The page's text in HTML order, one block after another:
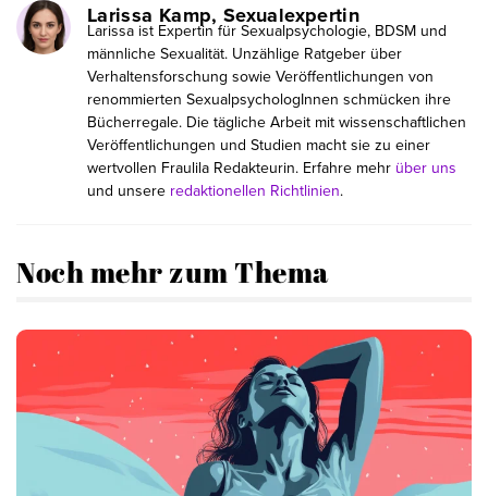
Larissa Kamp, Sexualexpertin
Larissa ist Expertin für Sexualpsychologie, BDSM und
männliche Sexualität. Unzählige Ratgeber über
Verhaltensforschung sowie Veröffentlichungen von
renommierten SexualpsychologInnen schmücken ihre
Bücherregale. Die tägliche Arbeit mit wissenschaftlichen
Veröffentlichungen und Studien macht sie zu einer
wertvollen Fraulila Redakteurin. Erfahre mehr über uns
und unsere redaktionellen Richtlinien.
Noch mehr zum Thema